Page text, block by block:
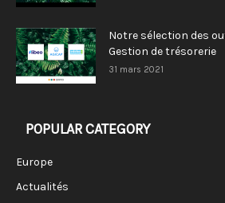
Notre sélection des
Gestion de trésorerie
31 mars 2021
POPULAR CATEGORY
Europe
Actualités